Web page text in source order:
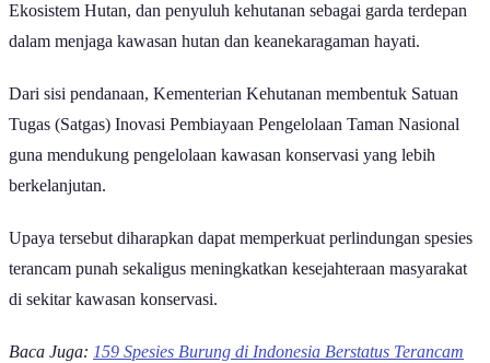
Ekosistem Hutan, dan penyuluh kehutanan sebagai garda terdepan
dalam menjaga kawasan hutan dan keanekaragaman hayati.
Dari sisi pendanaan, Kementerian Kehutanan membentuk Satuan
Tugas (Satgas) Inovasi Pembiayaan Pengelolaan Taman Nasional
guna mendukung pengelolaan kawasan konservasi yang lebih
berkelanjutan.
Upaya tersebut diharapkan dapat memperkuat perlindungan spesies
terancam punah sekaligus meningkatkan kesejahteraan masyarakat
di sekitar kawasan konservasi.
Baca Juga: 159 Spesies Burung di Indonesia Berstatus Terancam